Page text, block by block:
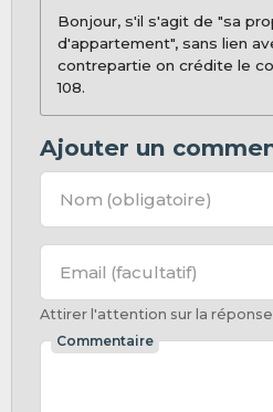
Bonjour, s'il s'agit de "sa
d'appartement", sans lien
contrepartie on crédite le
108.
Ajouter un
Nom (obligatoire)
Email (facultatif)
Attirer l'attention sur la
Commentaire